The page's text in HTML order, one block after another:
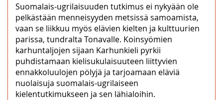
Suomalais-ugrilaisuuden tutkimus ei nykyään ole
pelkästään menneisyyden metsissä samoamista,
vaan se liikkuu myös elävien kielten ja kulttuurien
parissa, tundralta Tonavalle. Koinsyömien
karhuntaljojen sijaan Karhunkieli pyrkii
puhdistamaan kielisukulaisuuteen liittyvien
ennakkoluulojen pölyjä ja tarjoamaan eläviä
nuolaisuja suomalais-ugrilaiseen
kielentutkimukseen ja sen lähialoihin.